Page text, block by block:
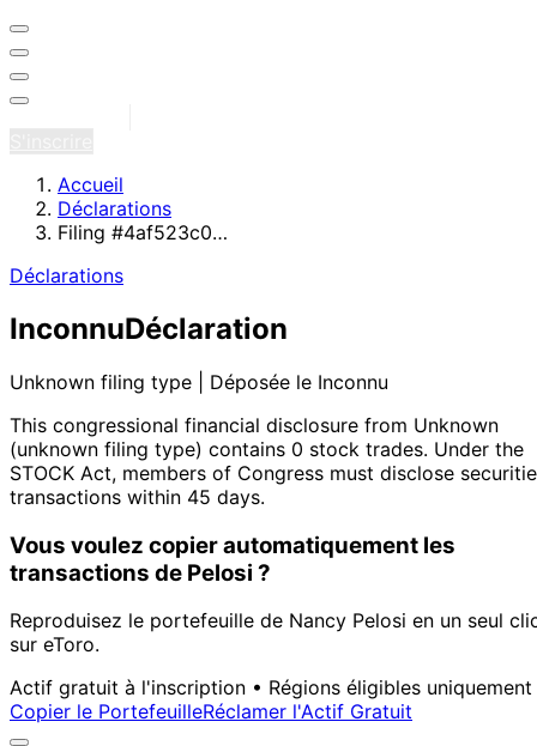
Accueil
Déclarations
Filing #4af523c0…
Déclarations
InconnuDéclaration
Unknown filing type | Déposée le Inconnu
This congressional financial disclosure from Unknown
(unknown filing type) contains 0 stock trades. Under the
STOCK Act, members of Congress must disclose
transactions within 45 days.
Vous voulez copier automatiquement les
transactions de Pelosi ?
Reproduisez le portefeuille de Nancy Pelosi en un seul
sur eToro.
Actif gratuit à l'inscription • Régions éligibles uniquement
Copier le PortefeuilleRéclamer l'Actif Gratuit